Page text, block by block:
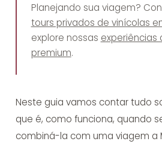
Planejando sua viagem?
tours privados de vinícolas
explore nossas experiências
premium.
Neste guia vamos contar tudo
que é, como funciona, quando
combiná-la com uma viagem a